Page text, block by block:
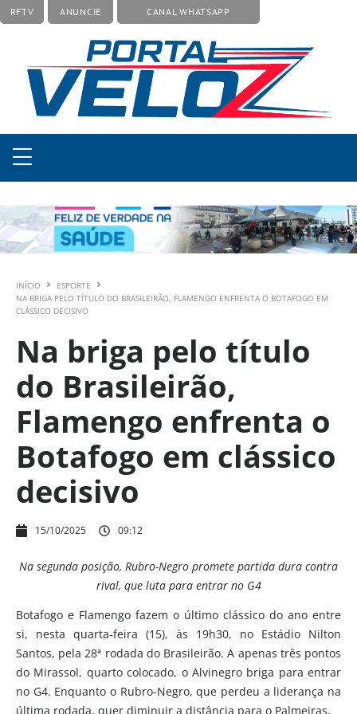
RFTV ANUNCIE CANAL WHATSAPP
INÍCIO
ESPORTE
NA BRIGA PELO TÍTULO DO BRASILEIRÃO, FLAMENGO ENFRENTA O BOTAFOGO EM
CLÁSSICO DECISIVO
Na briga pelo título
do Brasileirão,
Flamengo enfrenta o
Botafogo em clássico
decisivo
15/10/2025 09:12
Na segunda posição, Rubro-Negro promete partida dura contra
rival, que luta para entrar no G4
Botafogo e Flamengo fazem o último clássico do ano entre
si, nesta quarta-feira (15), às 19h30, no Estádio Nilton
Santos, pela 28ª rodada do Brasileirão. A apenas três pontos
do Mirassol, quarto colocado, o Alvinegro briga para entrar
no G4. Enquanto o Rubro-Negro, que perdeu a liderança na
última rodada, quer diminuir a distância para o Palmeiras.